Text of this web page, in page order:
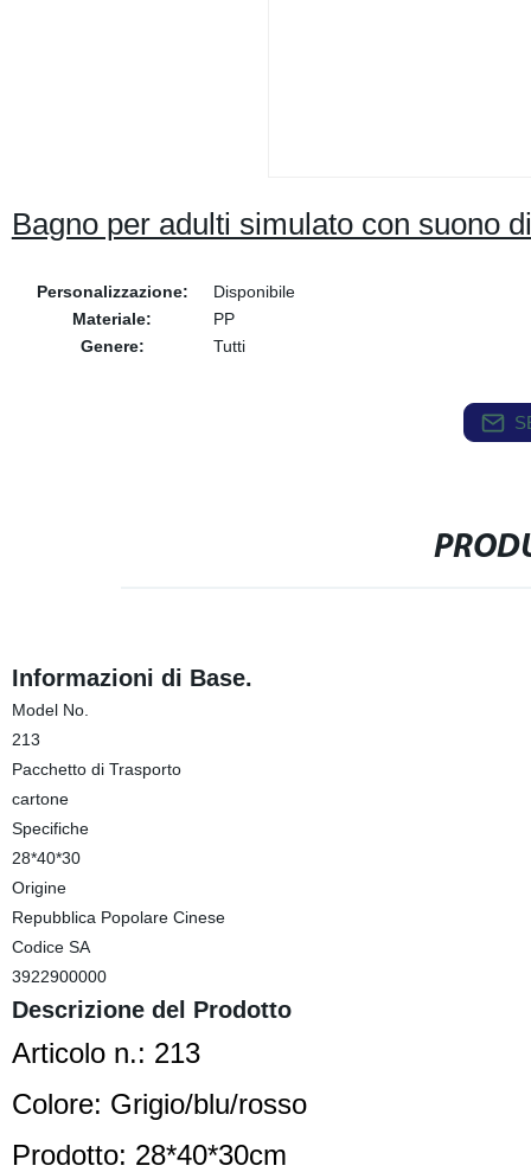
Bagno per adulti simulato con suono
Personalizzazione:
Disponibile
Materiale:
PP
Genere:
Tutti
Informazioni di Base.
Model No.
213
Pacchetto di Trasporto
cartone
Specifiche
28*40*30
Origine
Repubblica Popolare Cinese
Codice SA
3922900000
Descrizione del Prodotto
Articolo n.: 213
Colore: Grigio/blu/rosso
Prodotto: 28*40*30cm